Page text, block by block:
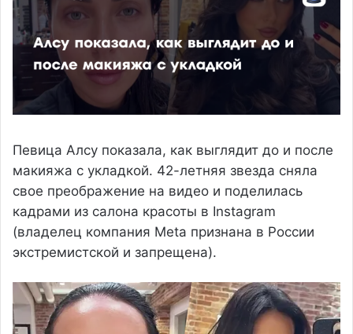
Певица Алсу показала, как выглядит до и после
макияжа с укладкой. 42-летняя звезда сняла
свое преображение на видео и поделилась
кадрами из салона красоты в Instagram
(владелец компания Meta признана в России
экстремистской и запрещена).